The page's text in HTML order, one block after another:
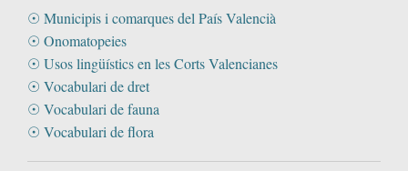
☉ Municipis i comarques del País Valencià
☉ Onomatopeies
☉ Usos lingüístics en les Corts Valencianes
☉ Vocabulari de dret
☉ Vocabulari de fauna
☉ Vocabulari de flora